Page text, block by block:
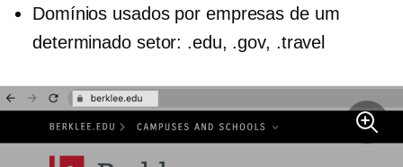
Domínios usados ​​por empresas de um
determinado setor: .edu, .gov, .travel